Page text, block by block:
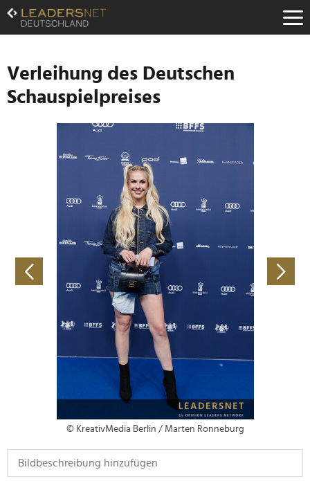
Zum
Inhalt
Zur
Navigation
Zur
Hauptnavigation
Verleihung des Deutschen
Schauspielpreises
© KreativMedia Berlin / Marten Ronneburg